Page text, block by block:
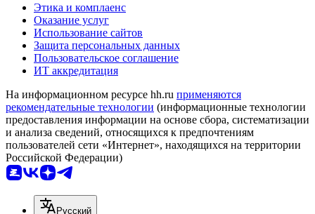
Этика и комплаенс
Оказание услуг
Использование сайтов
Защита персональных данных
Пользовательское соглашение
ИТ аккредитация
На информационном ресурсе hh.ru применяются
рекомендательные технологии (информационные технологии
предоставления информации на основе сбора, систематизации
и анализа сведений, относящихся к предпочтениям
пользователей сети «Интернет», находящихся на территории
Российской Федерации)
Русский